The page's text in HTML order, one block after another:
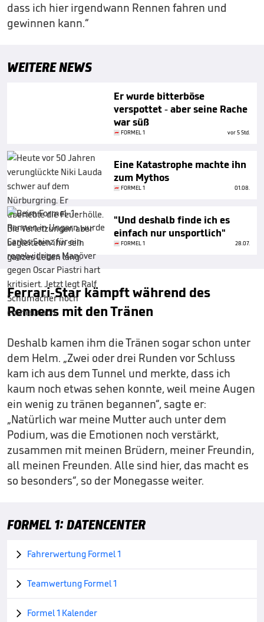
dass ich hier irgendwann Rennen fahren und
gewinnen kann.“
WEITERE NEWS
Er wurde bitterböse
verspottet - aber seine Rache
war süß
FORMEL 1 vor 5 Std.
Eine Katastrophe machte ihn
zum Mythos
FORMEL 1 01.08.
"Und deshalb finde ich es
einfach nur unsportlich"
FORMEL 1 28.07.
Ferrari-Star kämpft während des
Rennens mit den Tränen
Deshalb kamen ihm die Tränen sogar schon unter
dem Helm. „Zwei oder drei Runden vor Schluss
kam ich aus dem Tunnel und merkte, dass ich
kaum noch etwas sehen konnte, weil meine Augen
ein wenig zu tränen begannen“, sagte er:
„Natürlich war meine Mutter auch unter dem
Podium, was die Emotionen noch verstärkt,
zusammen mit meinen Brüdern, meiner Freundin,
all meinen Freunden. Alle sind hier, das macht es
so besonders“, so der Monegasse weiter.
FORMEL 1: DATENCENTER
 Fahrerwertung Formel 1
 Teamwertung Formel 1
 Formel 1 Kalender